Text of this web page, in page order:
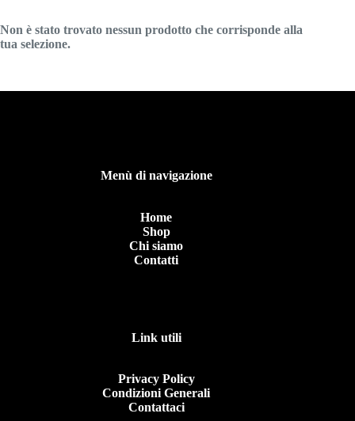
Non è stato trovato nessun prodotto che corrisponde alla
tua selezione.
Menù di navigazione
Home
Shop
Chi siamo
Contatti
Link utili
Privacy Policy
Condizioni Generali
Contattaci